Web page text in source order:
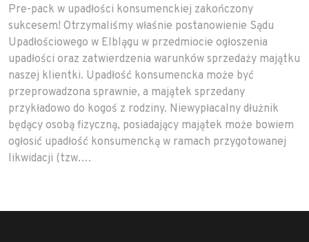
Pre-pack w upadłości konsumenckiej zakończony
sukcesem! Otrzymaliśmy właśnie postanowienie Sądu
Upadłościowego w Elblągu w przedmiocie ogłoszenia
upadłości oraz zatwierdzenia warunków sprzedaży majątku
naszej klientki. Upadłość konsumencka może być
przeprowadzona sprawnie, a majątek sprzedany
przykładowo do kogoś z rodziny. Niewypłacalny dłużnik
będący osobą fizyczną, posiadający majątek może bowiem
ogłosić upadłość konsumencką w ramach przygotowanej
likwidacji (tzw.…